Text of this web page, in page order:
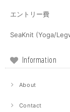
エントリー費
SeaKnit (Yoga/
Information
About
Contact